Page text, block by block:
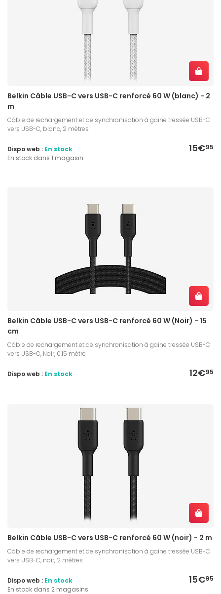
Belkin Câble USB-C vers USB-C renforcé 60 W (blanc) - 2
m
Câble de rechargement et de synchronisation à gaine tressée USB-C
vers USB-C, blanc, 2 mètres
15€95
Dispo web : En stock
En stock dans 1 magasin
Belkin Câble USB-C vers USB-C renforcé 60 W (Noir) - 15
cm
Câble de rechargement et de synchronisation à gaine tressée USB-C
vers USB-C, Noir, 0.15 mètre
12€95
Dispo web : En stock
Belkin Câble USB-C vers USB-C renforcé 60 W (noir) - 2 m
Câble de rechargement et de synchronisation à gaine tressée USB-C
vers USB-C, noir, 2 mètres
15€95
Dispo web : En stock
En stock dans 2 magasins